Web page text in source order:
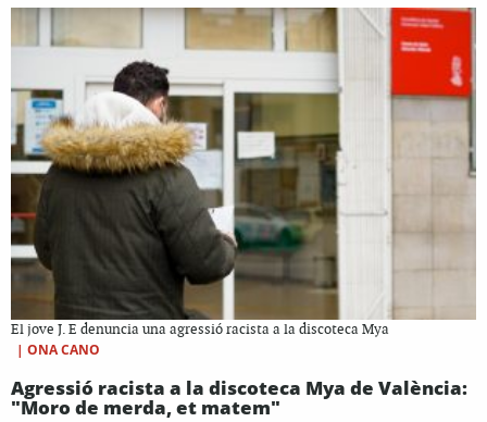
El jove J. E denuncia una agressió racista a la discoteca Mya
| ONA CANO
Agressió racista a la discoteca Mya de València:
"Moro de merda, et matem"